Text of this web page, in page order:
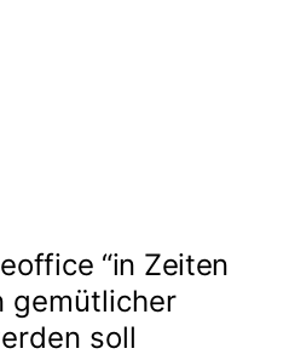
“in Zeiten
gemütlicher
soll